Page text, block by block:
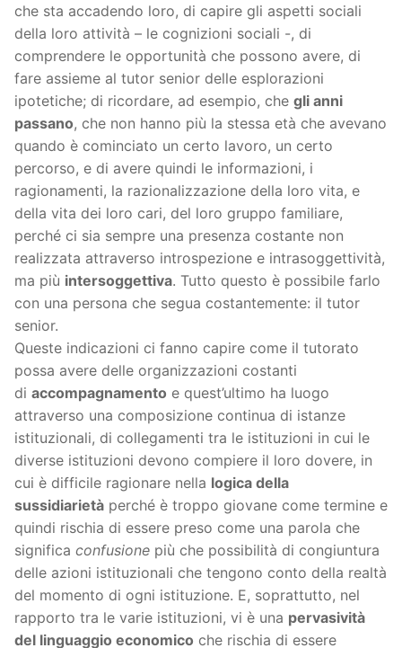
che sta accadendo loro, di capire gli aspetti sociali
della loro attività – le cognizioni sociali -, di
comprendere le opportunità che possono avere, di
fare assieme al tutor senior delle esplorazioni
ipotetiche; di ricordare, ad esempio, che gli anni
passano, che non hanno più la stessa età che avevano
quando è cominciato un certo lavoro, un certo
percorso, e di avere quindi le informazioni, i
ragionamenti, la razionalizzazione della loro vita, e
della vita dei loro cari, del loro gruppo familiare,
perché ci sia sempre una presenza costante non
realizzata attraverso introspezione e intrasoggettività,
ma più intersoggettiva. Tutto questo è possibile farlo
con una persona che segua costantemente: il tutor
senior.
Queste indicazioni ci fanno capire come il tutorato
possa avere delle organizzazioni costanti
di accompagnamento e quest’ultimo ha luogo
attraverso una composizione continua di istanze
istituzionali, di collegamenti tra le istituzioni in cui le
diverse istituzioni devono compiere il loro dovere, in
cui è difficile ragionare nella logica della
sussidiarietà perché è troppo giovane come termine e
quindi rischia di essere preso come una parola che
significa confusione più che possibilità di congiuntura
delle azioni istituzionali che tengono conto della realtà
del momento di ogni istituzione. E, soprattutto, nel
rapporto tra le varie istituzioni, vi è una pervasività
del linguaggio economico che rischia di essere